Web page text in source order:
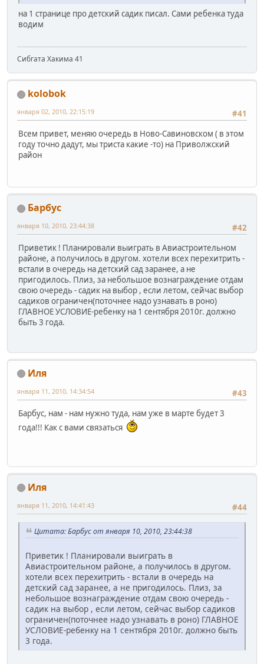
на 1 странице про детский садик писал. Сами ребенка туда
водим
Сибгата Хакима 41
kolobok
#41
января 02, 2010, 22:15:19
Всем привет, меняю очередь в Ново-Савиновском ( в этом
году точно дадут, мы триста какие -то) на Приволжский
район
Барбус
#42
января 10, 2010, 23:44:38
Приветик ! Планировали выиграть в Авиастроительном
районе, а получилось в другом. хотели всех перехитрить -
встали в очередь на детский сад заранее, а не
пригодилось. Плиз, за небольшое вознаграждение отдам
свою очередь - садик на выбор , если летом, сейчас выбор
садиков ограничен(поточнее надо узнавать в роно)
ГЛАВНОЕ УСЛОВИЕ-ребенку на 1 сентября 2010г. должно
быть 3 года.
Иля
#43
января 11, 2010, 14:34:54
Барбус, нам - нам нужно туда, нам уже в марте будет 3
года!!! Как с вами связаться
Иля
#44
января 11, 2010, 14:41:43
Цитата: Барбус от января 10, 2010, 23:44:38
Приветик ! Планировали выиграть в
Авиастроительном районе, а получилось в другом.
хотели всех перехитрить - встали в очередь на
детский сад заранее, а не пригодилось. Плиз, за
небольшое вознаграждение отдам свою очередь -
садик на выбор , если летом, сейчас выбор садиков
ограничен(поточнее надо узнавать в роно) ГЛАВНОЕ
УСЛОВИЕ-ребенку на 1 сентября 2010г. должно быть
3 года.